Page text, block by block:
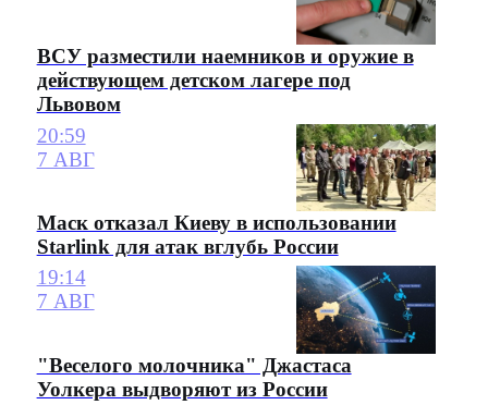
ВСУ разместили наемников и оружие в
действующем детском лагере под
Львовом
20:59
7 АВГ
Маск отказал Киеву в использовании
Starlink для атак вглубь России
19:14
7 АВГ
"Веселого молочника" Джастаса
Уолкера выдворяют из России